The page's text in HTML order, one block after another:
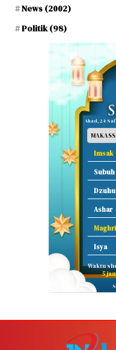
News (2002)
Politik(98)
Ahad, 24
Imsak
Subuh
Ashar
Isya
Waktu
5